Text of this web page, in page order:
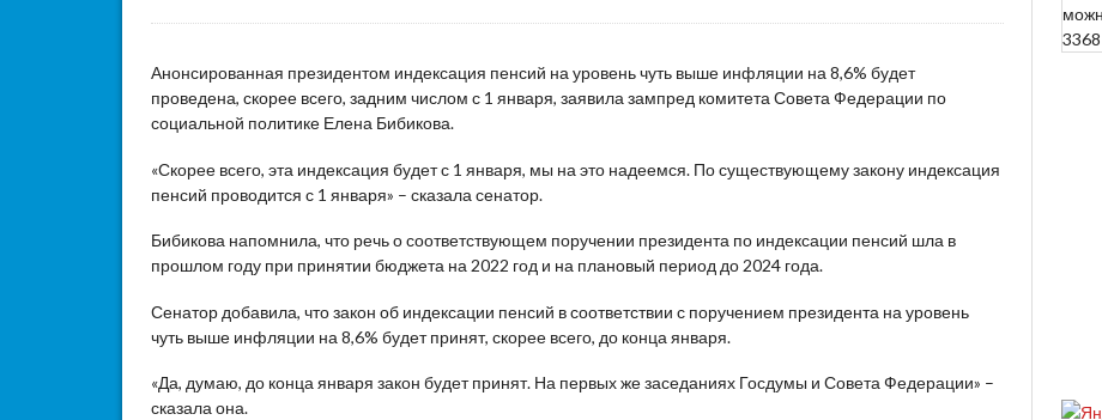
Анонсированная президентом индексация пенсий на уровень чуть выше инфляции на 8,6% будет
проведена, скорее всего, задним числом с 1 января, заявила зампред комитета Совета Федерации по
социальной политике Елена Бибикова.
«Скорее всего, эта индексация будет с 1 января, мы на это надеемся. По существующему закону индексация
пенсий проводится с 1 января» – сказала сенатор.
Бибикова напомнила, что речь о соответствующем поручении президента по индексации пенсий шла в
прошлом году при принятии бюджета на 2022 год и на плановый период до 2024 года.
Сенатор добавила, что закон об индексации пенсий в соответствии с поручением президента на уровень
чуть выше инфляции на 8,6% будет принят, скорее всего, до конца января.
«Да, думаю, до конца января закон будет принят. На первых же заседаниях Госдумы и Совета Федерации» –
сказала она.